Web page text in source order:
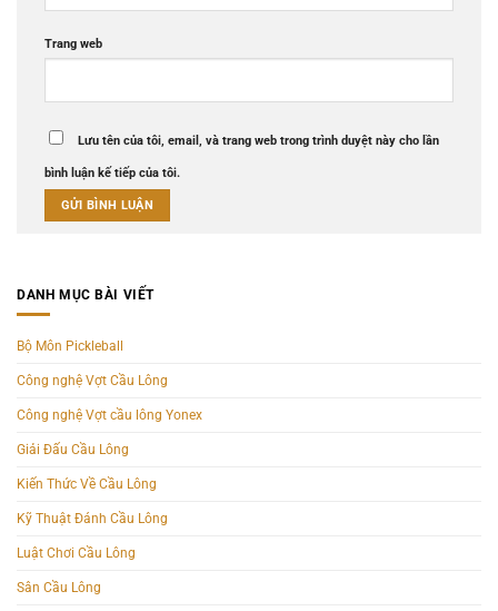
Trang web
Lưu tên của tôi, email, và trang web trong trình duyệt này cho lần
bình luận kế tiếp của tôi.
DANH MỤC BÀI VIẾT
Bộ Môn Pickleball
Công nghệ Vợt Cầu Lông
Công nghệ Vợt cầu lông Yonex
Giải Đấu Cầu Lông
Kiến Thức Về Cầu Lông
Kỹ Thuật Đánh Cầu Lông
Luật Chơi Cầu Lông
Sân Cầu Lông